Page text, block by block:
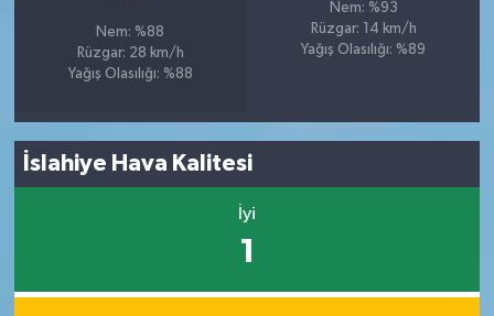
Nem: %88
Rüzgar: 28 km/h
Yağış Olasılığı: %88
Nem: %93
Rüzgar: 14 km/h
Yağış Olasılığı: %89
İslahiye Hava Kalitesi
İyi
1